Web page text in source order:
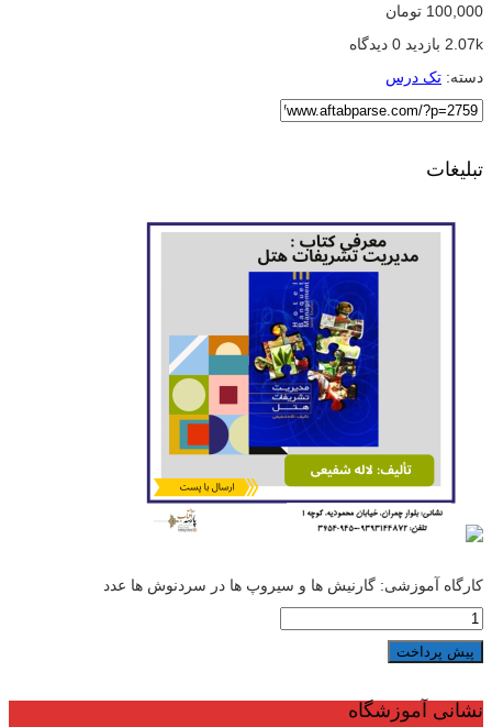
100,000 تومان
2.07k بازدید
دسته: تک درس
تبلیغات
کارگاه آموزشی: گارنیش ها و سیروپ ها در سردنوش ها عدد
پیش پرداخت
نشانی آموزشگاه